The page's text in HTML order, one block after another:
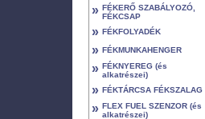
» FÉKERŐ SZABÁLYOZÓ,
FÉKCSAP
» FÉKFOLYADÉK
» FÉKMUNKAHENGER
» FÉKNYEREG (és
alkatrészei)
» FÉKTÁRCSA FÉKSZALAG
» FLEX FUEL SZENZOR (és
alkatrészei)